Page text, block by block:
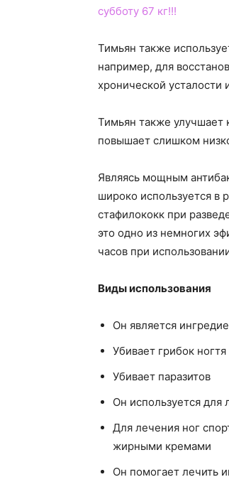
субботу 67 кг!!!
Тимьян также
например, для
хронической усталости
Тимьян также улучшает
повышает слишком
Являясь мощным
широко используется в
стафилококк при
это одно из немногих
часов при
Виды использования
Он является
Убивает грибок ногтя
Убивает паразитов
Он используется для
Для лечения ног
жирными кремами
Он помогает лечить